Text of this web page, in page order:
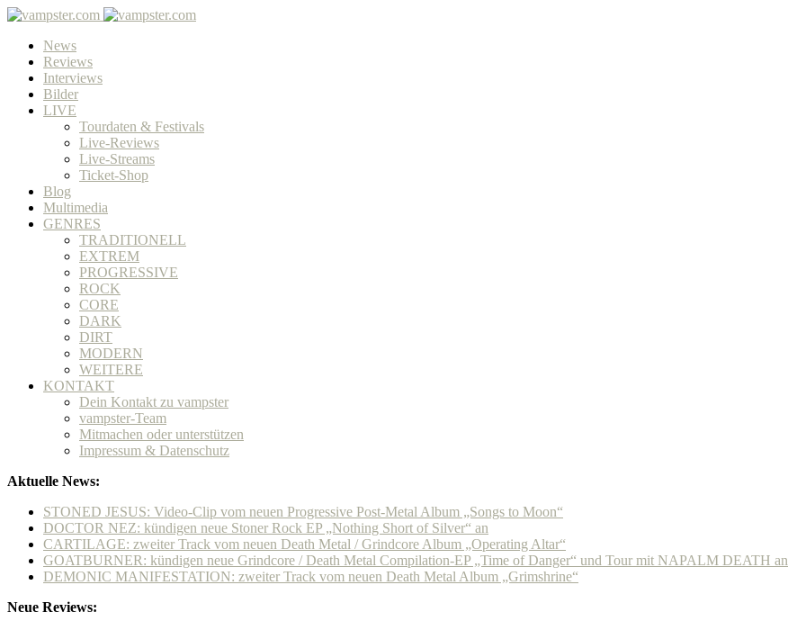
News
Reviews
Interviews
Bilder
LIVE
Tourdaten & Festivals
Live-Reviews
Live-Streams
Ticket-Shop
Blog
Multimedia
GENRES
TRADITIONELL
EXTREM
PROGRESSIVE
ROCK
CORE
DARK
DIRT
MODERN
WEITERE
KONTAKT
Dein Kontakt zu vampster
vampster-Team
Mitmachen oder unterstützen
Impressum & Datenschutz
Aktuelle News:
STONED JESUS: Video-Clip vom neuen Progressive Post-Metal Album „Songs to Moon“
DOCTOR NEZ: kündigen neue Stoner Rock EP „Nothing Short of Silver“ an
CARTILAGE: zweiter Track vom neuen Death Metal / Grindcore Album „Operating Altar“
GOATBURNER: kündigen neue Grindcore / Death Metal Compilation-EP „Time of Danger“ und Tour mit NAPALM DEATH an
DEMONIC MANIFESTATION: zweiter Track vom neuen Death Metal Album „Grimshrine“
Neue Reviews: